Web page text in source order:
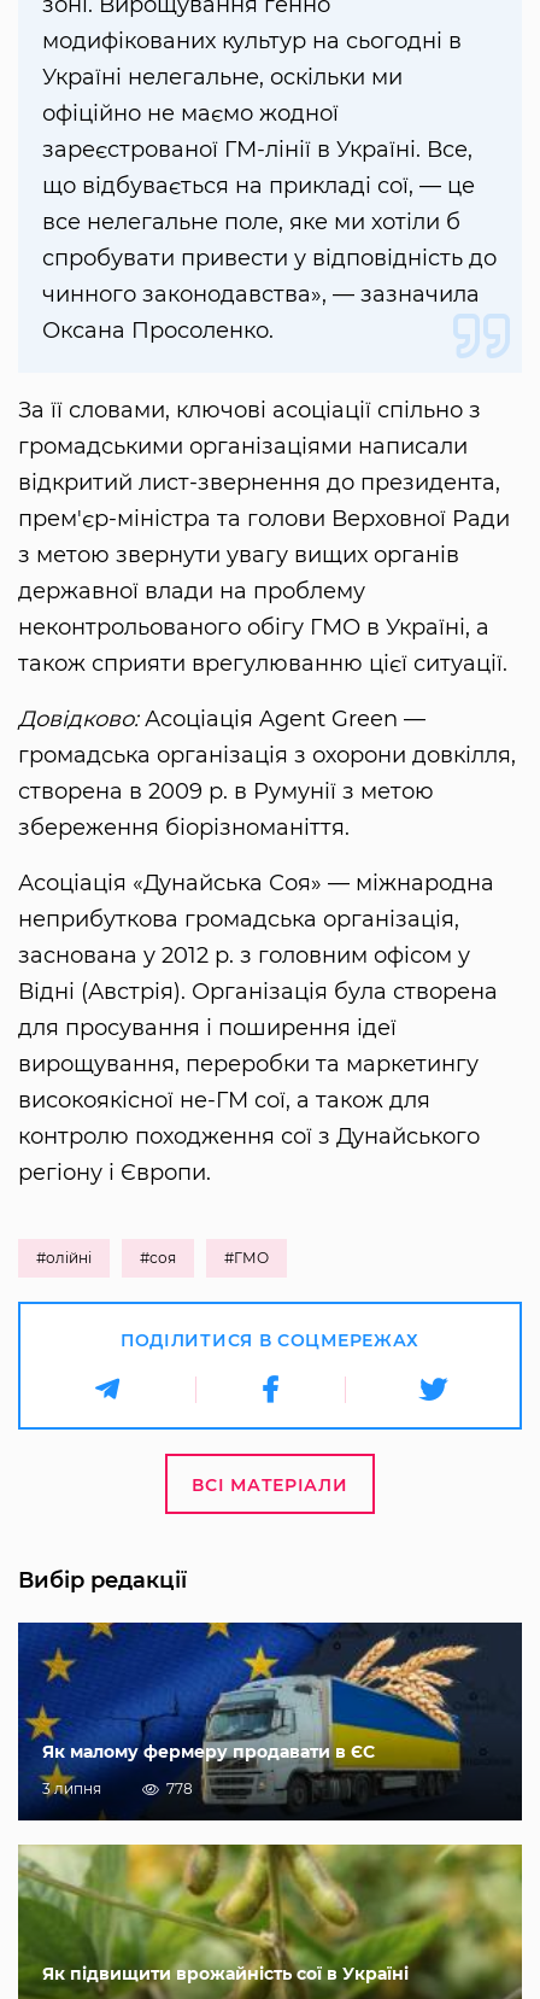
модифікованих культур на сьогодні в
Україні нелегальне, оскільки ми
офіційно не маємо жодної
зареєстрованої ГМ-лінії в Україні. Все,
що відбувається на прикладі сої, — це
все нелегальне поле, яке ми хотіли б
спробувати привести у відповідність до
чинного законодавства», — зазначила
Оксана Просоленко.
За її словами, ключові асоціації спільно з
громадськими організаціями написали
відкритий лист-звернення до президента,
прем'єр-міністра та голови Верховної Ради
з метою звернути увагу вищих органів
державної влади на проблему
неконтрольованого обігу ГМО в Україні, а
також сприяти врегулюванню цієї ситуації.
Довідково:Асоціація Agent Green —
громадська організація з охорони довкілля,
створена в 2009 р. в Румунії з метою
збереження біорізноманіття.
Асоціація «Дунайська Соя» — міжнародна
неприбуткова громадська організація,
заснована у 2012 р. з головним офісом у
Відні (Австрія). Організація була створена
для просування і поширення ідеї
вирощування, переробки та маркетингу
високоякісної не-ГМ сої, а також для
контролю походження сої з Дунайського
регіону і Європи.
#олійні #соя #ГМО
ПОДІЛИТИСЯ В СОЦМЕРЕЖАХ
ВСІ МАТЕРІАЛИ
Вибір редакції
Як малому фермеру продавати в ЄС
3 липня 778
Як підвищити врожайність сої в Україні